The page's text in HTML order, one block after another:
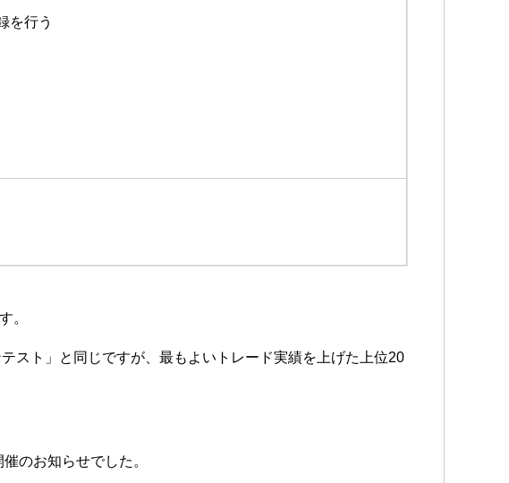
を行う
。
スト」と同じですが、最もよいトレード実績を上げた上位20
のお知らせでした。